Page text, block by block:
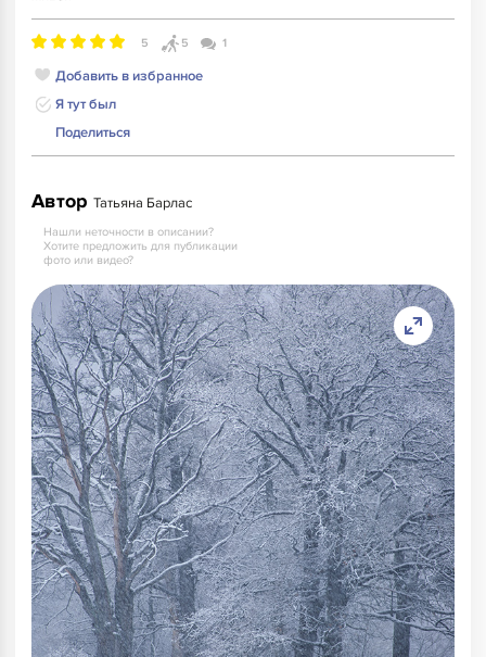
5 5 1
Добавить в избранное
Я тут был
Поделиться
Автор Татьяна Барлас
Нашли неточности в описании?
Хотите предложить для публикации
фото или видео?